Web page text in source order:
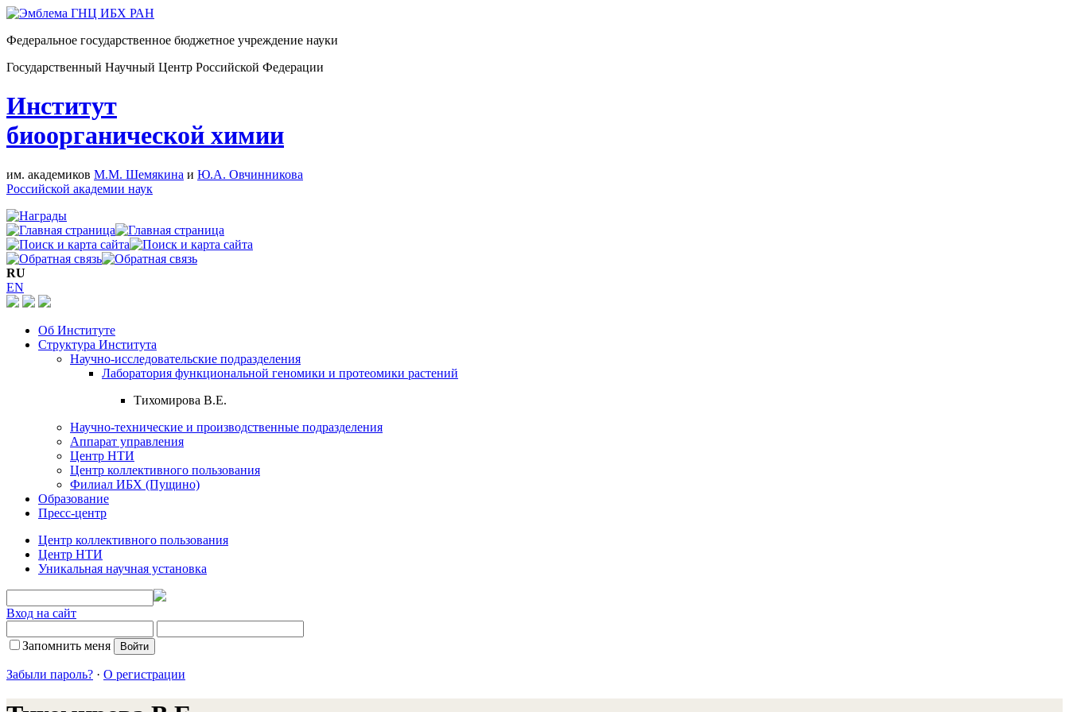
Федеральное государственное бюджетное учреждение науки
Государственный Научный Центр Российской Федерации
Институт
биоорганической химии
им. академиков М.М. Шемякина и Ю.А. Овчинникова
Российской академии наук
RU
EN
Об Институте
Структура Института
Научно-исследовательские подразделения
Лаборатория функциональной геномики и протеомики растений
Тихомирова В.Е.
Научно-технические и производственные подразделения
Аппарат управления
Центр НТИ
Центр коллективного пользования
Филиал ИБХ (Пущино)
Образование
Пресс-центр
Центр коллективного пользования
Центр НТИ
Уникальная научная установка
Вход на сайт
Запомнить меня
Забыли пароль? · О регистрации